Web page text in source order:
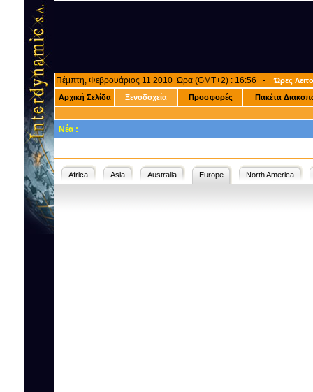
Πέμπτη, Φεβρουάριος 11 2010 Ώρα (GMT+2) : 16:56 -Ώρες
Αρχική Σελίδα
Ξενοδοχεία Προσφορές Πακέτα
Νέα :
Africa Asia Australia Europe North America